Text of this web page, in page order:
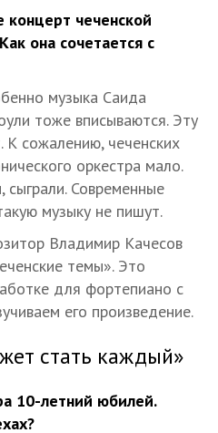
чеченской
она сочетается с
музыка Саида
тоже вписываются. Эту
К сожалению, чеченских
оркестра мало.
Современные
музыку не пишут.
Владимир Качесов
темы». Это
для фортепиано с
его произведение.
стать каждый»
10-летний юбилей.